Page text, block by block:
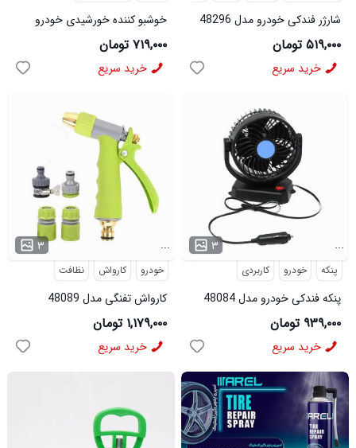
خوشبو کننده خورشیدی خودرو
Vehicle مدل 3725
۷۱۹,۰۰۰ تومان
خرید سریع
شارژر فندکی خودرو مدل 48296
۵۱۹,۰۰۰ تومان
خرید سریع
۳ ...
خودرو کارواش نظافت
کارواش تفنگی مدل 48089
۱,۱۷۹,۰۰۰ تومان
خرید سریع
۳ ...
پنکه خودرو کاربردی
پنکه فندکی خودرو مدل 48084
۹۳۹,۰۰۰ تومان
خرید سریع